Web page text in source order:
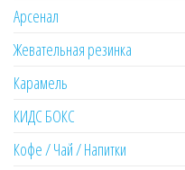
Арсенал
Жевательная резинка
Карамель
КИДС БОКС
Кофе / Чай / Напитки